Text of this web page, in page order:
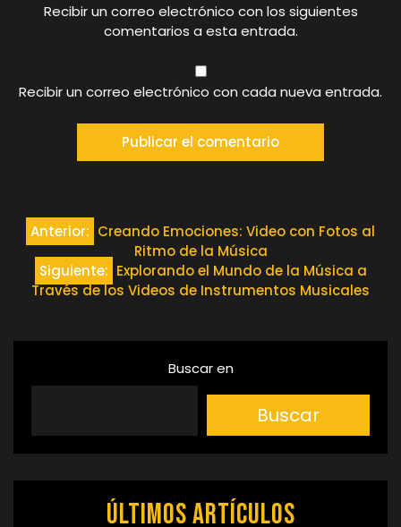
Recibir un correo electrónico con los siguientes
comentarios a esta entrada.
Recibir un correo electrónico con cada nueva entrada.
Navegación
entradas
Anterior: Creando Emociones: Video con Fotos al
Ritmo de la Música
Siguiente: Explorando el Mundo de la Música a
Través de los Videos de Instrumentos Musicales
Buscar en
Buscar
Últimos artículos